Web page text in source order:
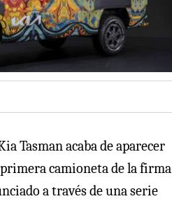
Tasman acaba de aparecer
camioneta de la firma
a través de una serie